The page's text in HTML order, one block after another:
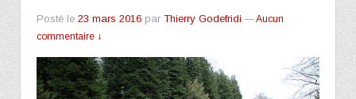
Posté le 23 mars 2016 par Thierry Godefridi —Aucun
commentaire ↓